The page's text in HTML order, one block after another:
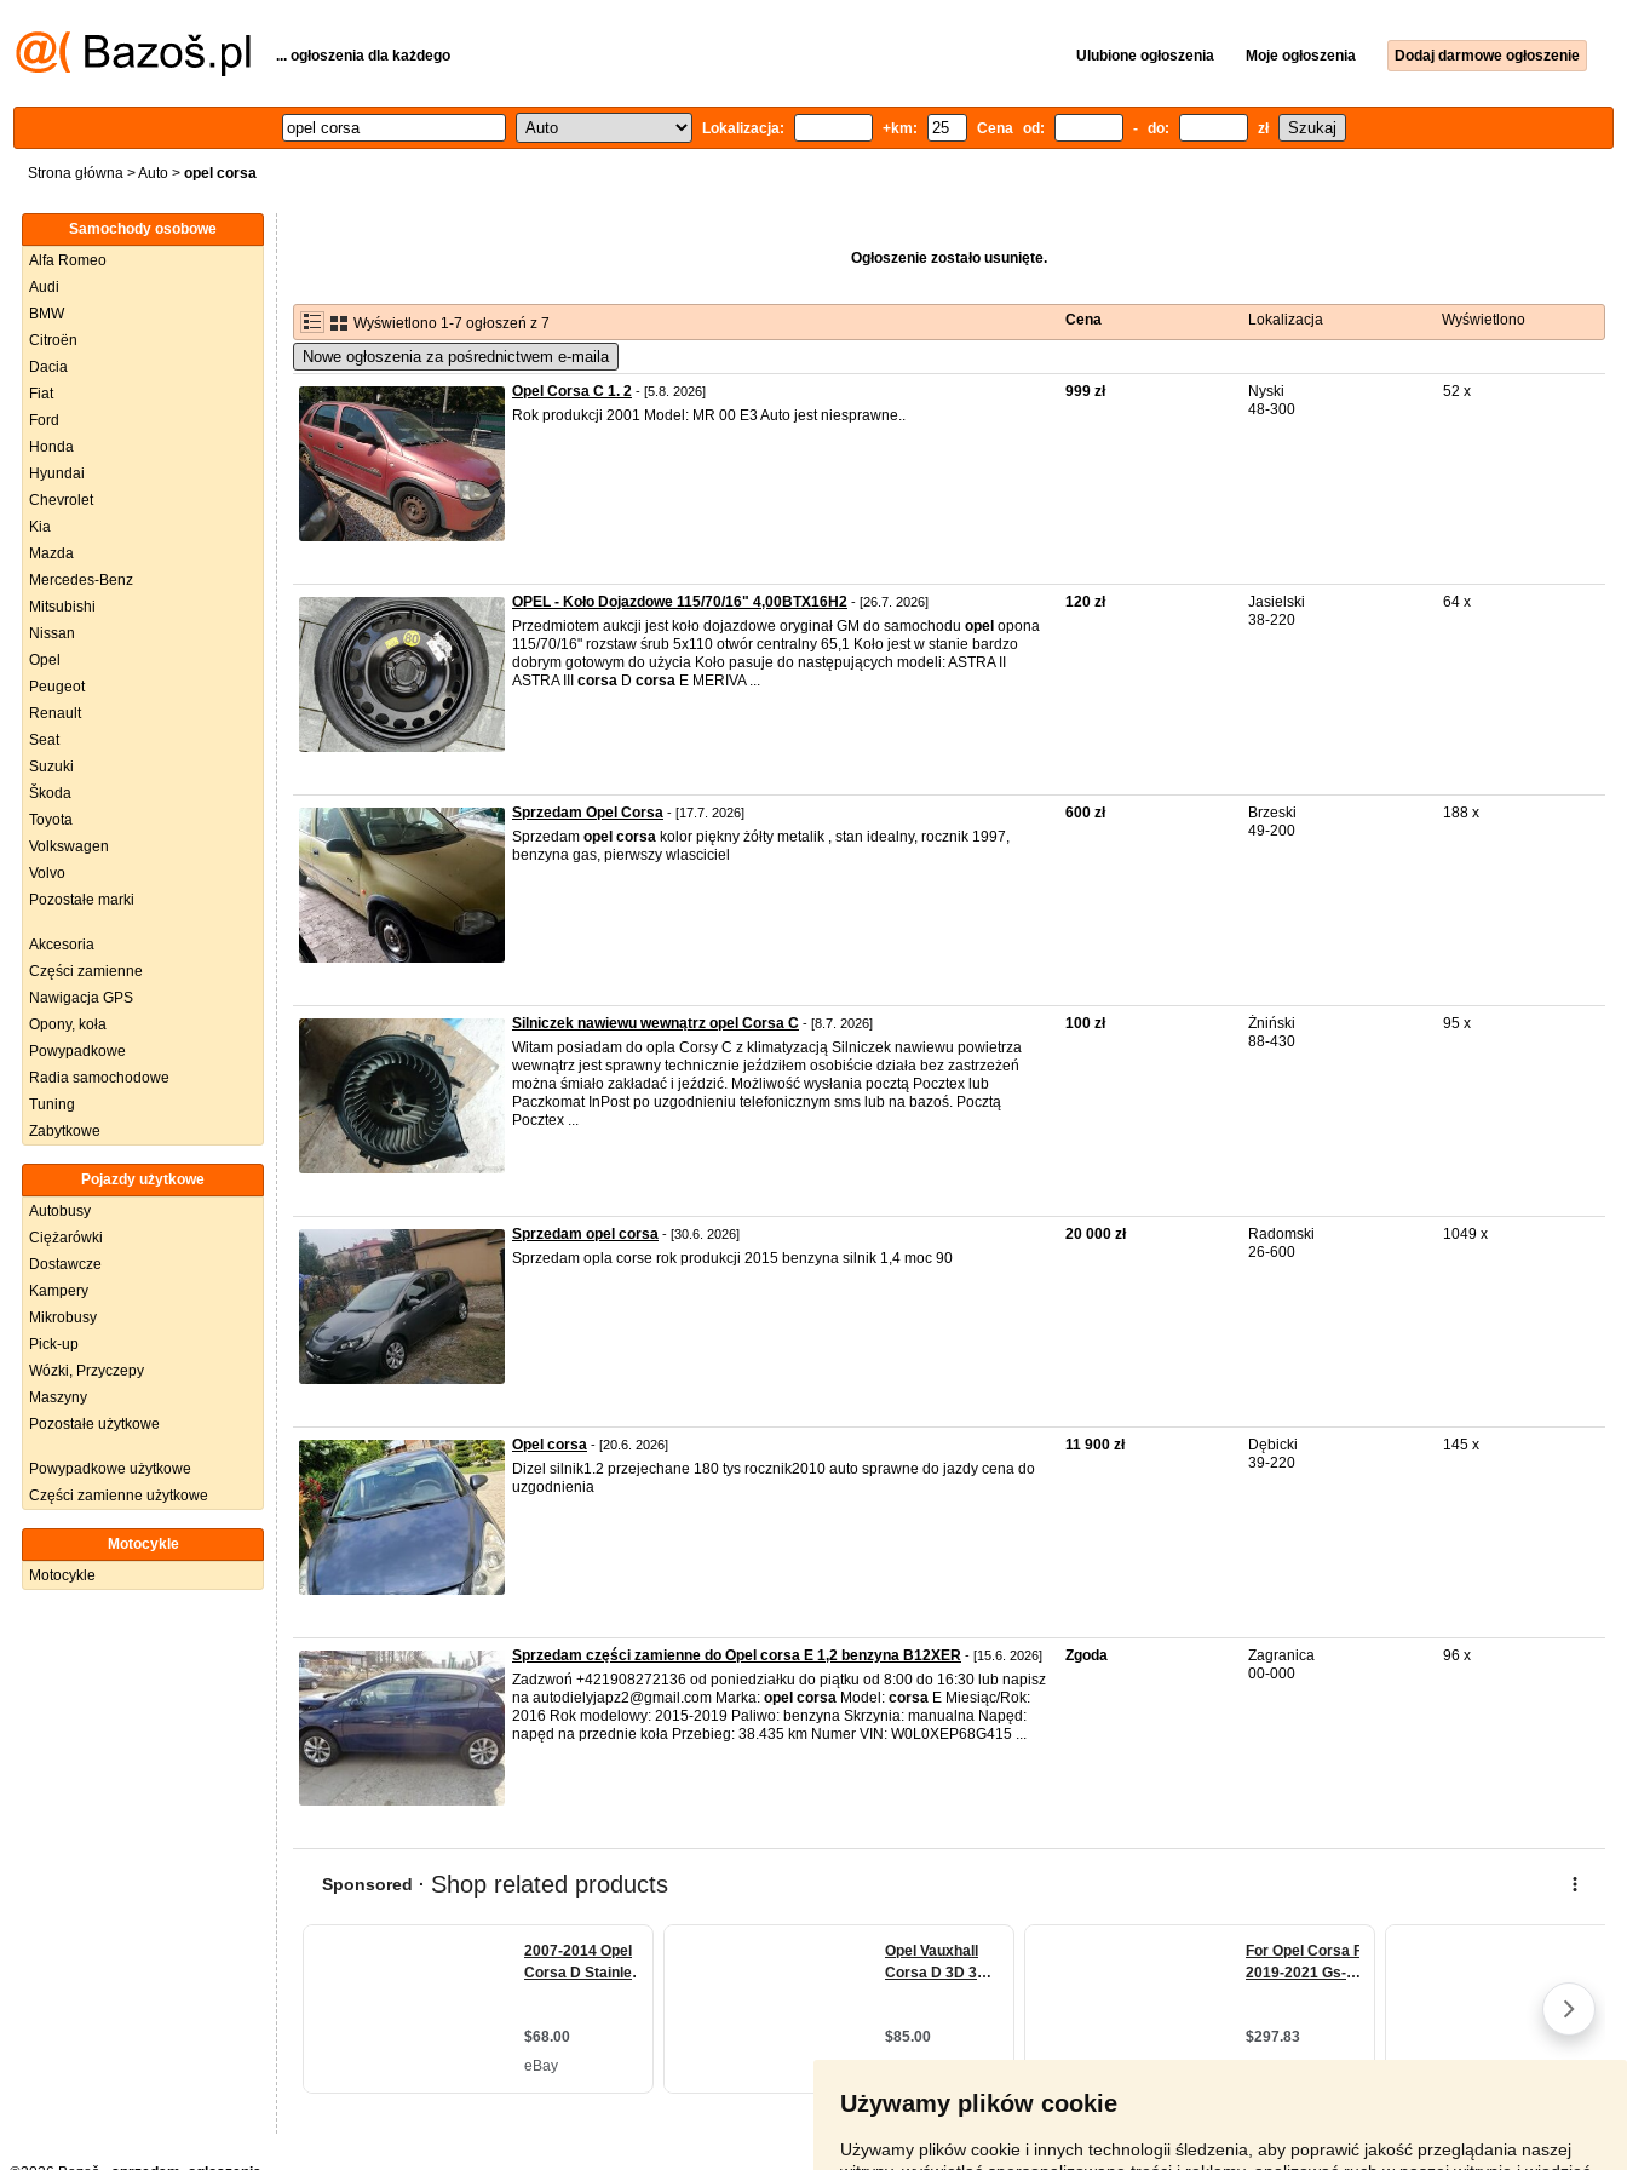
Używamy plików cookie
Używamy plików cookie i innych technologii śledzenia, aby poprawić jakość przeglądania naszej
... ogłoszenia dla każdego Ulubione ogłoszenia Moje ogłoszenia Dodaj darmowe ogłoszenie
Lokalizacja: +km: Cena od: - do: zł
Strona główna >Auto > opel corsa
Samochody osobowe
Alfa Romeo
Audi
BMW
Citroën
Dacia
Fiat
Ford
Honda
Hyundai
Chevrolet
Kia
Mazda
Mercedes-Benz
Mitsubishi
Nissan
Opel
Peugeot
Renault
Seat
Suzuki
Škoda
Toyota
Volkswagen
Volvo
Pozostałe marki
Akcesoria
Części zamienne
Nawigacja GPS
Opony, koła
Powypadkowe
Radia samochodowe
Tuning
Zabytkowe
Pojazdy użytkowe
Autobusy
Ciężarówki
Dostawcze
Kampery
Mikrobusy
Pick-up
Wózki, Przyczepy
Maszyny
Pozostałe użytkowe
Powypadkowe użytkowe
Części zamienne użytkowe
Motocykle
Motocykle
Ogłoszenie zostało usunięte.
Wyświetlono 1-7 ogłoszeń z 7 Cena Lokalizacja Wyświetlono
Nowe ogłoszenia za pośrednictwem e-maila
Opel Corsa C 1. 2 - [5.8. 2026]
Rok produkcji 2001 Model: MR 00 E3 Auto jest niesprawne..
999 zł
Nyski
48-300
52 x
OPEL - Koło Dojazdowe 115/70/16" 4,00BTX16H2 - [26.7. 2026]
Przedmiotem aukcji jest koło dojazdowe oryginał GM do samochodu opel opona
115/70/16" rozstaw śrub 5x110 otwór centralny 65,1 Koło jest w stanie bardzo
dobrym gotowym do użycia Koło pasuje do następujących modeli: ASTRA II
ASTRA III corsa D corsa E MERIVA ...
120 zł
Jasielski
38-220
64 x
Sprzedam Opel Corsa - [17.7. 2026]
Sprzedam opel corsa kolor piękny żółty metalik , stan idealny, rocznik 1997,
benzyna gas, pierwszy wlasciciel
600 zł
Brzeski
49-200
188 x
Silniczek nawiewu wewnątrz opel Corsa C - [8.7. 2026]
Witam posiadam do opla Corsy C z klimatyzacją Silniczek nawiewu powietrza
wewnątrz jest sprawny technicznie jeździłem osobiście działa bez zastrzeżeń
można śmiało zakładać i jeździć. Możliwość wysłania pocztą Pocztex lub
Paczkomat InPost po uzgodnieniu telefonicznym sms lub na bazoś. Pocztą
Pocztex ...
100 zł
Żniński
88-430
95 x
Sprzedam opel corsa - [30.6. 2026]
Sprzedam opla corse rok produkcji 2015 benzyna silnik 1,4 moc 90
20 000 zł
Radomski
26-600
1049 x
Opel corsa - [20.6. 2026]
Dizel silnik1.2 przejechane 180 tys rocznik2010 auto sprawne do jazdy cena do
uzgodnienia
11 900 zł
Dębicki
39-220
145 x
Sprzedam części zamienne do Opel corsa E 1,2 benzyna B12XER - [15.6. 2026]
Zadzwoń +421908272136 od poniedziałku do piątku od 8:00 do 16:30 lub napisz
na autodielyjapz2@gmail.com Marka: opel corsa Model: corsa E Miesiąc/Rok:
2016 Rok modelowy: 2015-2019 Paliwo: benzyna Skrzynia: manualna Napęd:
napęd na przednie koła Przebieg: 38.435 km Numer VIN: W0L0XEP68G415 ...
Zgoda
Zagranica
00-000
96 x